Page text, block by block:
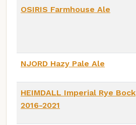
OSIRIS Farmhouse Ale
NJORD Hazy Pale Ale
HEIMDALL Imperial Rye Bock
2016-2021